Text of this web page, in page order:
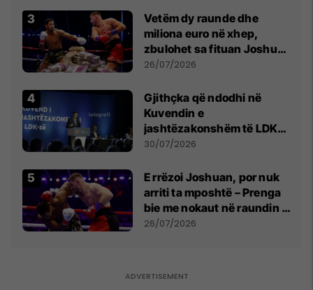
Vetëm dy raunde dhe
miliona euro në xhep,
zbulohet sa fituan Joshua
e Prenga
26/07/2026
Gjithçka që ndodhi në
Kuvendin e
jashtëzakonshëm të LDK-
së
30/07/2026
E rrëzoi Joshuan, por nuk
arriti ta mposhtë – Prenga
bie me nokaut në raundin e
dytë
26/07/2026